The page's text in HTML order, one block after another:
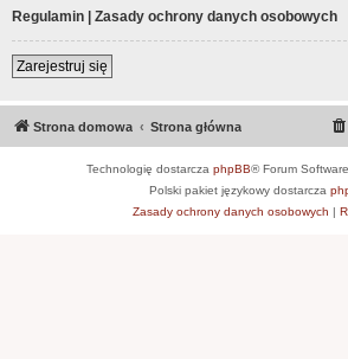
Regulamin | Zasady ochrony danych osobowych
Zarejestruj się
Strona domowa Strona główna
Technologię dostarcza phpBB® Forum
Polski pakiet językowy dostarcza
Zasady ochrony danych osobowych |